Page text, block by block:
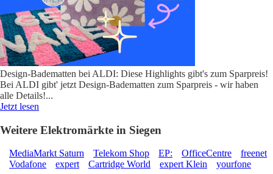
Design-Badematten bei ALDI: Diese Highlights gibt's zum Sparpreis!
Bei ALDI gibt' jetzt Design-Badematten zum Sparpreis - wir haben
alle Details!...
Jetzt lesen
Weitere Elektromärkte in Siegen
MediaMarkt Saturn Telekom Shop EP: OfficeCentre
freenet
Vodafone
expert Cartridge World expert Klein yourfone